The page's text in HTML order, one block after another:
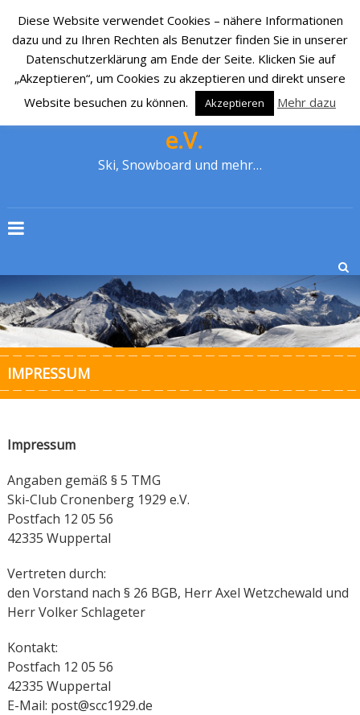
SKI-CLUB CRONENBERG 1929
e.V.
Ski, Snowboard und mehr…
IMPRESSUM
Impressum
Angaben gemäß § 5 TMG
Ski-Club Cronenberg 1929 e.V.
Postfach 12 05 56
42335 Wuppertal
Vertreten durch:
den Vorstand nach § 26 BGB, Herr Axel Wetzchewald und
Herr Volker Schlageter
Kontakt:
Postfach 12 05 56
42335 Wuppertal
E-Mail: post@scc1929.de
Diese Website verwendet Cookies – nähere Informationen
dazu und zu Ihren Rechten als Benutzer finden Sie in unserer
Datenschutzerklärung am Ende der Seite. Klicken Sie auf
„Akzeptieren“, um Cookies zu akzeptieren und direkt unsere
Website besuchen zu können.
Akzeptieren Mehr dazu